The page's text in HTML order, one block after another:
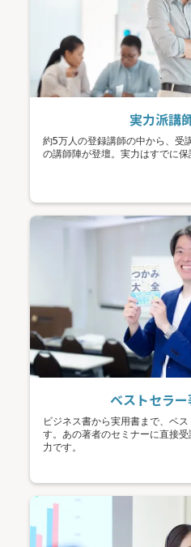
実力派講
約5万人の登録講師の中から、受
の講師陣が登壇。実力はすでに保
ベストセラ
ビジネス書から実用書まで、ベ
す。あの著者のセミナーに直接
力です。